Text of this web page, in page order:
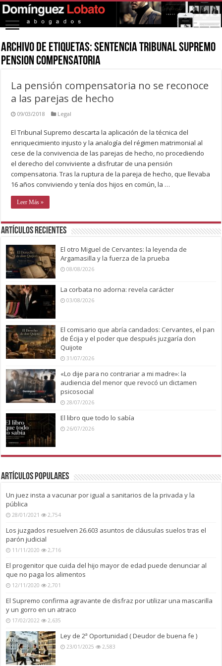
Archivo de Etiquetas:sentencia tribunal supremo
pension compensatoria
La pensión compensatoria no se reconoce
a las parejas de hecho
09/03/2018 Legal
El Tribunal Supremo descarta la aplicación de la técnica del
enriquecimiento injusto y la analogía del régimen matrimonial al
cese de la convivencia de las parejas de hecho, no procediendo
el derecho del conviviente a disfrutar de una pensión
compensatoria. Tras la ruptura de la pareja de hecho, que llevaba
16 años conviviendo y tenía dos hijos en común, la …
Leer Más »
Artículos recientes
El otro Miguel de Cervantes: la leyenda de
Argamasilla y la fuerza de la prueba
08/08/2026
La corbata no adorna: revela carácter
03/08/2026
El comisario que abría candados: Cervantes, el pan
de Écija y el poder que después juzgaría don
Quijote
31/07/2026
«Lo dije para no contrariar a mi madre»: la
audiencia del menor que revocó un dictamen
psicosocial
28/07/2026
El libro que todo lo sabía
26/07/2026
Artículos Populares
Un juez insta a vacunar por igual a sanitarios de la privada y la
pública
28/01/2021 2,754
Los juzgados resuelven 26.603 asuntos de cláusulas suelos tras el
parón judicial
11/11/2020 2,716
El progenitor que cuida del hijo mayor de edad puede denunciar al
que no paga los alimentos
12/11/2020 2,701
El Supremo confirma agravante de disfraz por utilizar una mascarilla
y un gorro en un atraco
17/02/2022 2,635
Ley de 2ª Oportunidad ( Deudor de buena fe )
23/01/2025 2,583